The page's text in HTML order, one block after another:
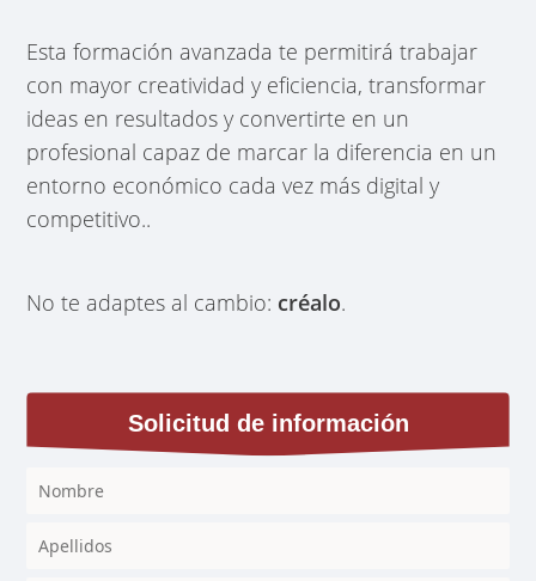
Esta formación avanzada te permitirá trabajar
con mayor creatividad y eficiencia, transformar
ideas en resultados y convertirte en un
profesional capaz de marcar la diferencia en un
entorno económico cada vez más digital y
competitivo..
No te adaptes al cambio: créalo.
Solicitud de información